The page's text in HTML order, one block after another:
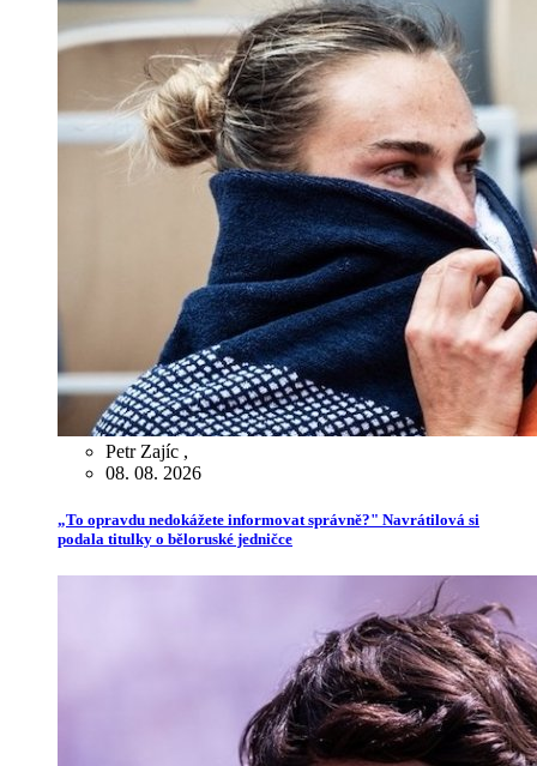
Petr Zajíc ,
08. 08. 2026
„To opravdu nedokážete informovat správně?" Navrátilová si
podala titulky o běloruské jedničce